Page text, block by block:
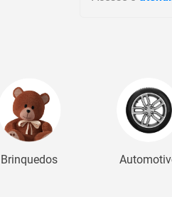
Brinquedos